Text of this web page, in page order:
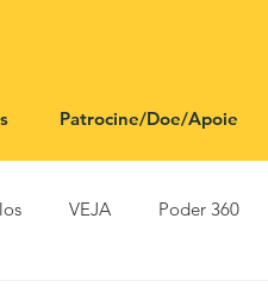
Patrocine/Doe/Apoie
VEJA Poder 360